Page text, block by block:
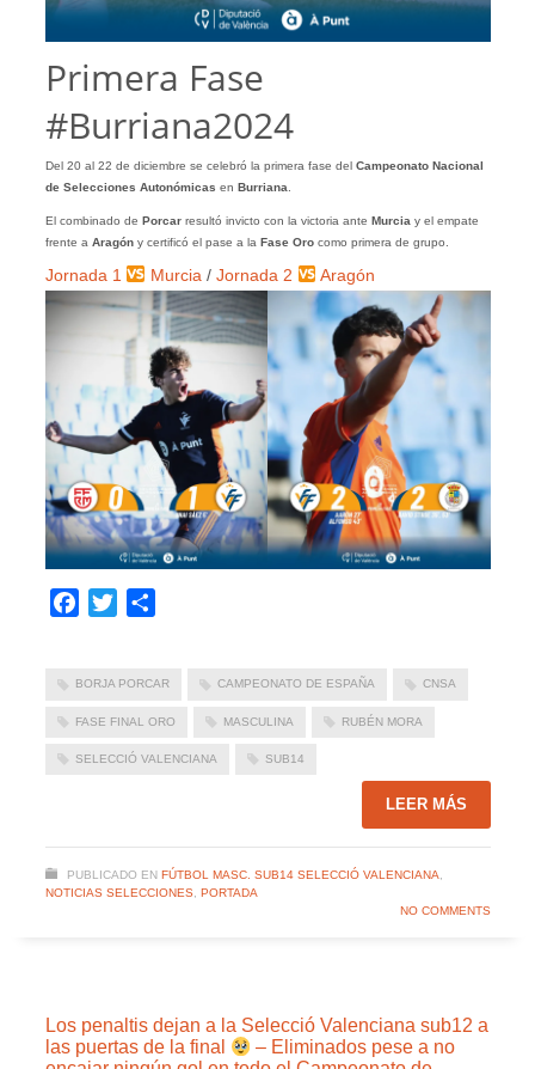
Primera Fase
#Burriana2024
Del 20 al 22 de diciembre se celebró la primera fase del Campeonato Nacional
de Selecciones Autonómicas en Burriana
El combinado de Porcarresultó invicto con la victoria ante Murcia y el empate
frente a Aragóny certificó el pase a la Fase Orocomo primera de grupo.
Jornada 1 Murcia / Jornada 2 Aragón
Facebook
Twitter
BORJA PORCAR CAMPEONATO DE ESPAÑA CNSA
FASE FINAL ORO MASCULINA RUBÉN MORA
SELECCIÓ VALENCIANA SUB14
LEER MÁS
PUBLICADO EN FÚTBOL MASC. SUB14 SELECCIÓ VALENCIANA,
NOTICIAS SELECCIONES, PORTADA
NO COMMENTS
Los penaltis dejan a la Selecció Valenciana sub12 a
las puertas de la final
– Eliminados pese a no